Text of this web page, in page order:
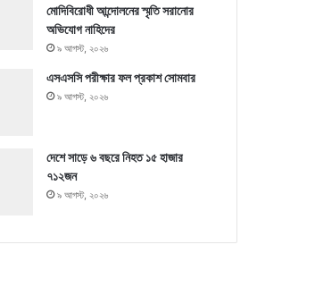
মোদিবিরোধী আন্দোলনের স্মৃতি সরানোর
অভিযোগ নাহিদের
৯ আগস্ট, ২০২৬
এসএসসি পরীক্ষার ফল প্রকাশ সোমবার
৯ আগস্ট, ২০২৬
দেশে সাড়ে ৬ বছরে নিহত ১৫ হাজার
৭১২জন
৯ আগস্ট, ২০২৬